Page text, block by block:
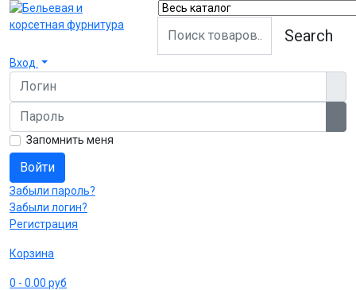
Search
Вход
Логин
Пароль
Запомнить меня
Войти
Забыли пароль?
Забыли логин?
Регистрация
Корзина
0 - 0.00 руб